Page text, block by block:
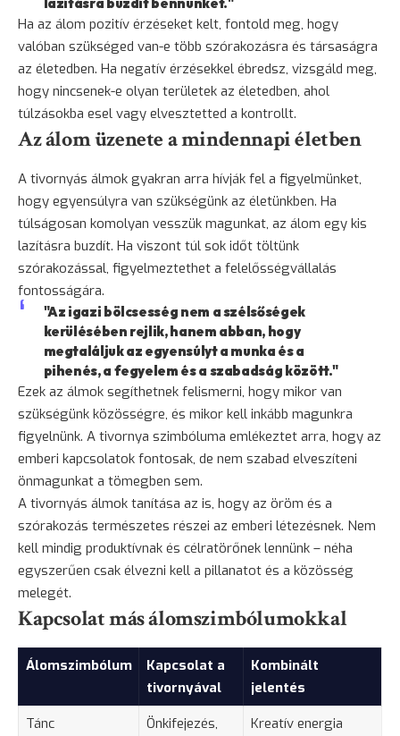
Ha az álom pozitív érzéseket kelt, fontold meg, hogy
valóban szükséged van-e több szórakozásra és társaságra
az életedben. Ha negatív érzésekkel ébredsz, vizsgáld meg,
hogy nincsenek-e olyan területek az életedben, ahol
túlzásokba esel vagy elvesztetted a kontrollt.
Az álom üzenete a mindennapi életben
A tivornyás álmok gyakran arra hívják fel a figyelmünket,
hogy egyensúlyra van szükségünk az életünkben. Ha
túlságosan komolyan vesszük magunkat, az álom egy kis
lazításra buzdít. Ha viszont túl sok időt töltünk
szórakozással, figyelmeztethet a felelősségvállalás
fontosságára.
"Az igazi bölcsesség nem a szélsőségek
kerülésében rejlik, hanem abban, hogy
megtaláljuk az egyensúlyt a munka és a
pihenés, a fegyelem és a szabadság között."
Ezek az álmok segíthetnek felismerni, hogy mikor van
szükségünk közösségre, és mikor kell inkább magunkra
figyelnünk. A tivornya szimbóluma emlékeztet arra, hogy az
emberi kapcsolatok fontosak, de nem szabad elveszíteni
önmagunkat a tömegben sem.
A tivornyás álmok tanítása az is, hogy az öröm és a
szórakozás természetes részei az emberi létezésnek. Nem
kell mindig produktívnak és célratörőnek lennünk – néha
egyszerűen csak élvezni kell a pillanatot és a közösség
melegét.
Kapcsolat más álomszimbólumokkal
Álomszimbólum
Kapcsolat a
tivornyával
Kombinált
jelentés
Tánc
Önkifejezés,
Kreatív energia